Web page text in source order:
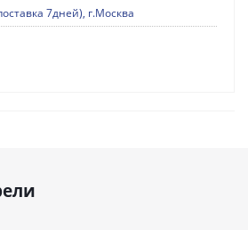
7дней), г.Москва